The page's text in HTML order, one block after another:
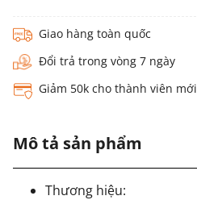
Giao hàng toàn quốc
Đổi trả trong vòng 7 ngày
Giảm 50k cho thành viên mới
Mô tả sản phẩm
Thương hiệu: